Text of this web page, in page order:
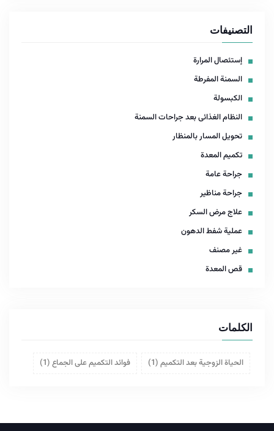
التصنيفات
إستئصال المرارة
السمنة المفرطة
الكبسولة
النظام الغذائى بعد جراحات السمنة
تحويل المسار بالمنظار
تكميم المعدة
جراحة عامة
جراحة مناظير
علاج مرض السكر
عملية شفط الدهون
غير مصنف
قص المعدة
الكلمات
الحياة الزوجية بعد التكميم (1) فوائد التكميم على الجماع (1)